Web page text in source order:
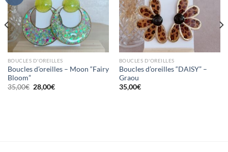
BOUCLES D'OREILLES
Boucles d’oreilles – Moon “Fairy
Bloom”
35,00€ Le
prix
28,00€Le
favoris
BOUCLES D'OREILLES
Boucles d’oreilles “DAISY” –
Graou
35,00€